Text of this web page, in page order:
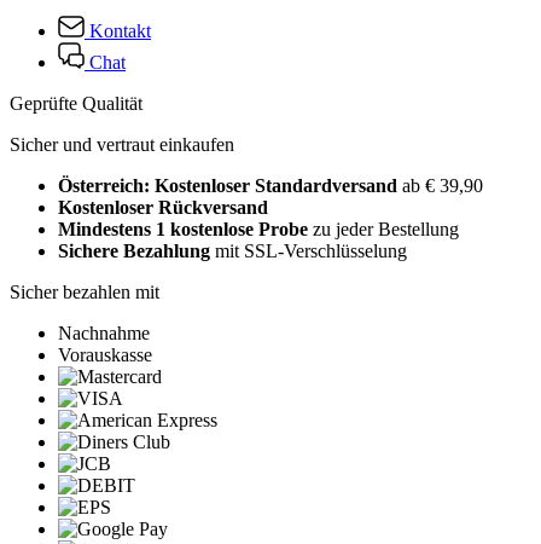
Kontakt
Chat
Geprüfte Qualität
Sicher und vertraut einkaufen
Österreich: Kostenloser Standardversand ab € 39,90
Kostenloser Rückversand
Mindestens 1 kostenlose Probe zu jeder Bestellung
Sichere Bezahlung mit SSL-Verschlüsselung
Sicher bezahlen mit
Nachnahme
Vorauskasse